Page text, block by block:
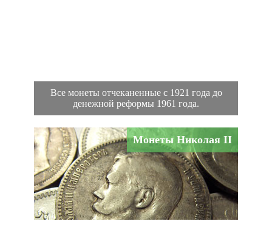
Все монеты отчеканенные с 1921 года до
денежной реформы 1961 года.
Монеты Николая II